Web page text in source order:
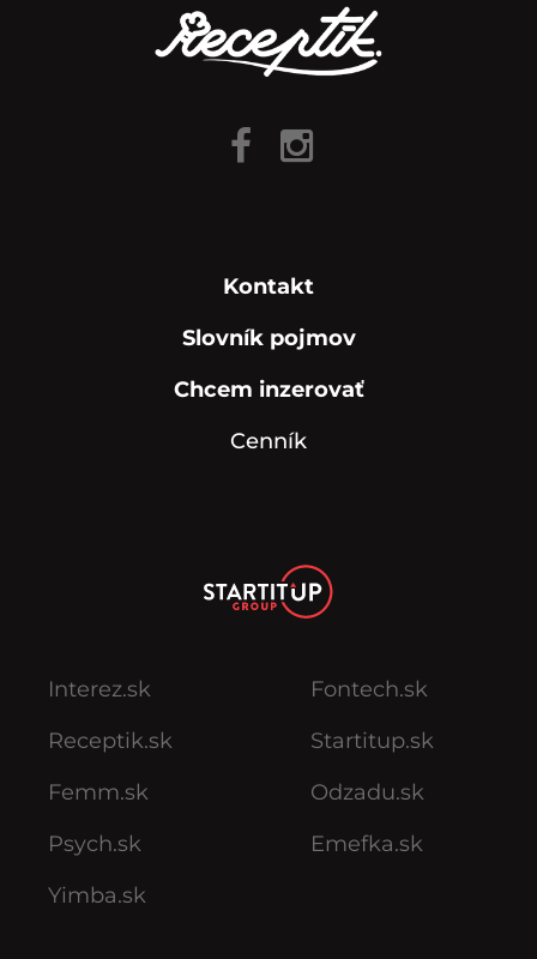
Kontakt
Slovník pojmov
Chcem inzerovať
Cenník
Interez.sk
Receptik.sk
Femm.sk
Psych.sk
Yimba.sk
Fontech.sk
Startitup.sk
Odzadu.sk
Emefka.sk